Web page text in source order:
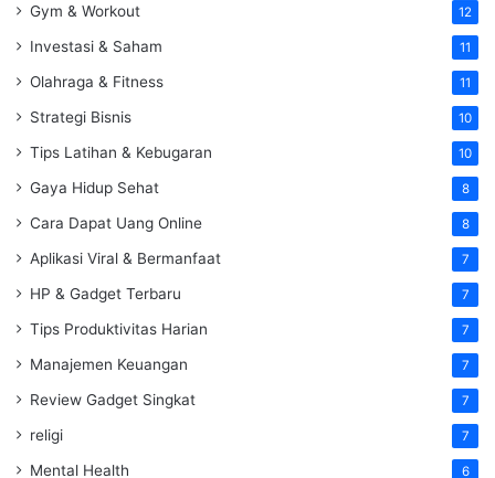
Gym & Workout 12
Investasi & Saham 11
Olahraga & Fitness 11
Strategi Bisnis 10
Tips Latihan & Kebugaran 10
Gaya Hidup Sehat 8
Cara Dapat Uang Online 8
Aplikasi Viral & Bermanfaat 7
HP & Gadget Terbaru 7
Tips Produktivitas Harian 7
Manajemen Keuangan 7
Review Gadget Singkat 7
religi 7
Mental Health 6